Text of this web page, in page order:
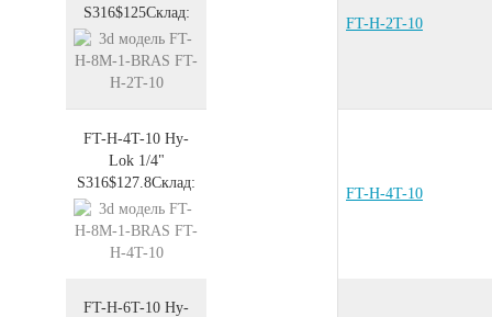
S316$125Склад:
FT-H-2T-10
FT-H-4T-10 Hy-
Lok 1/4"
S316$127.8Склад:
FT-H-4T-10
FT-H-6T-10 Hy-